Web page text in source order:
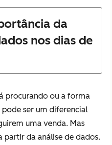
da
nos dias de
procurando ou a forma
ser um diferencial
uma venda. Mas
partir da análise de dados.